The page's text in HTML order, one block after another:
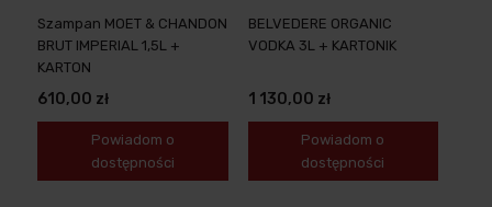
Szampan MOET & CHANDON
BRUT IMPERIAL 1,5L +
KARTON
610,00 zł
Powiadom o
dostępności
BELVEDERE ORGANIC
VODKA 3L + KARTONIK
1 130,00 zł
Powiadom o
dostępności